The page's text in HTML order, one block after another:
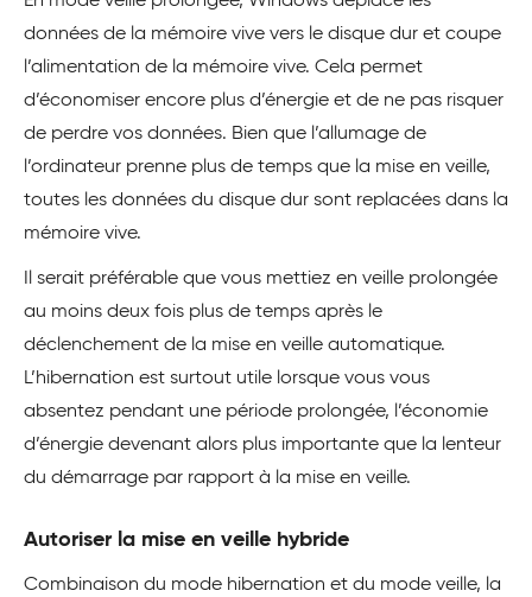
données de la mémoire vive vers le disque dur et coupe
l’alimentation de la mémoire vive. Cela permet
d’économiser encore plus d’énergie et de ne pas risquer
de perdre vos données. Bien que l’allumage de
l’ordinateur prenne plus de temps que la mise en veille,
toutes les données du disque dur sont replacées dans la
mémoire vive.
Il serait préférable que vous mettiez en veille prolongée
au moins deux fois plus de temps après le
déclenchement de la mise en veille automatique.
L’hibernation est surtout utile lorsque vous vous
absentez pendant une période prolongée, l’économie
d’énergie devenant alors plus importante que la lenteur
du démarrage par rapport à la mise en veille.
Autoriser la mise en veille hybride
Combinaison du mode hibernation et du mode veille, la